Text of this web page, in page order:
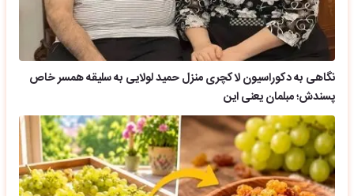
نگاهی به دکوراسیون لاکچری منزل حمید لولایی به سلیقه همسر خاص
پسندش؛ مبلمان یعنی این